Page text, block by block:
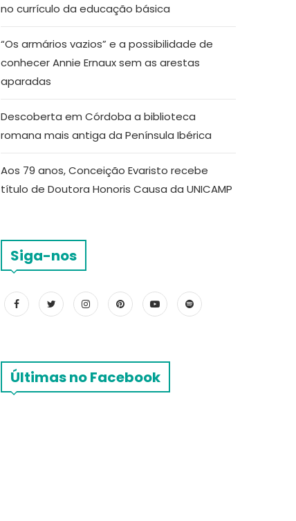
no currículo da educação básica
“Os armários vazios” e a possibilidade de
conhecer Annie Ernaux sem as arestas
aparadas
Descoberta em Córdoba a biblioteca
romana mais antiga da Península Ibérica
Aos 79 anos, Conceição Evaristo recebe
título de Doutora Honoris Causa da UNICAMP
Siga-nos
Últimas no Facebook